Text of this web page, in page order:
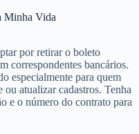
Minha Vida
por retirar o boleto
correspondentes bancários.
especialmente para quem
ou atualizar cadastros. Tenha
e o número do contrato para